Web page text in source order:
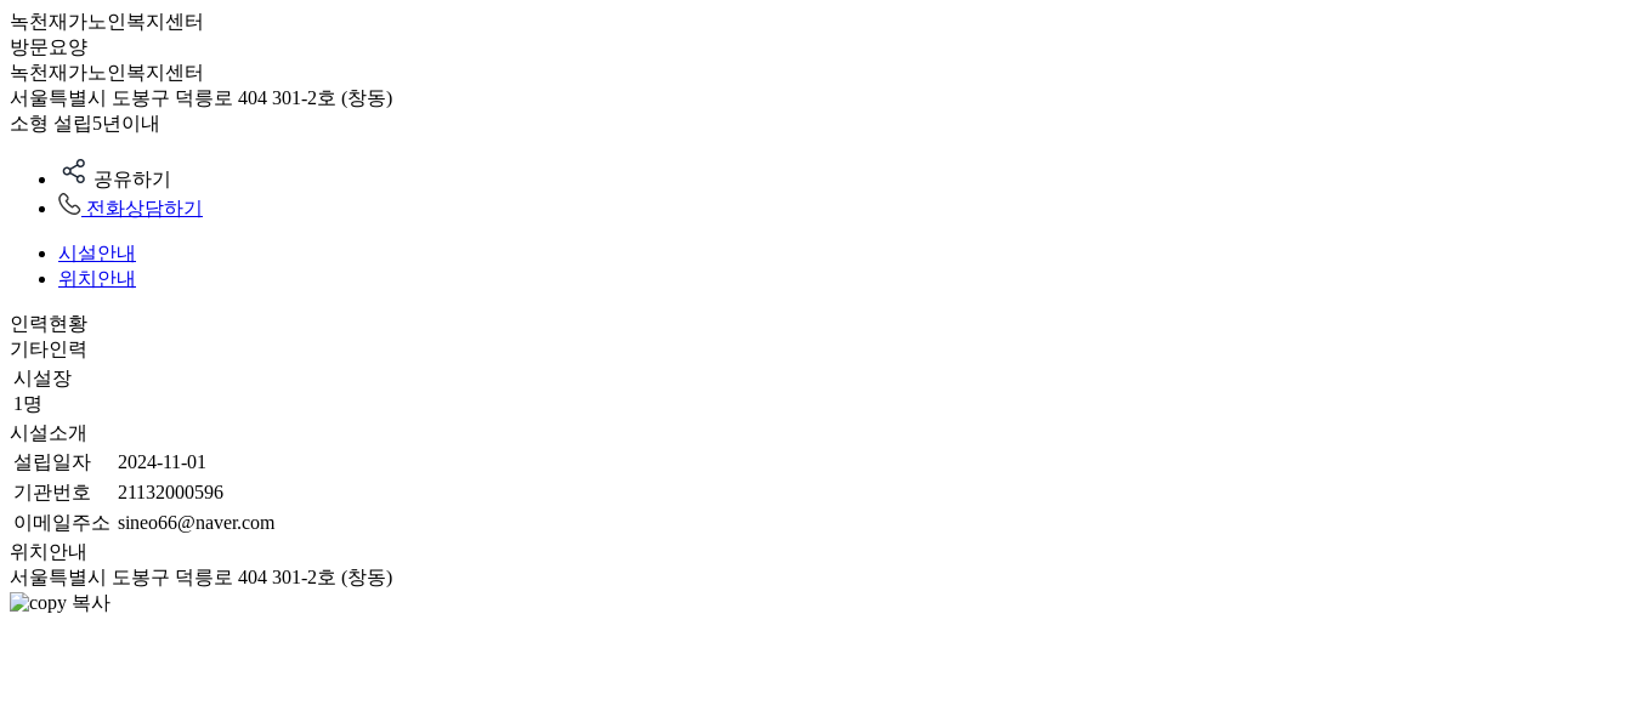
녹천재가노인복지센터
방문요양
녹천재가노인복지센터
서울특별시 도봉구 덕릉로 404 301-2호 (창동)
소형 설립5년이내
공유하기
전화상담하기
시설안내
위치안내
인력현황
기타인력
시설장
1명
시설소개
설립일자
2024-11-01
기관번호
21132000596
이메일주소 sineo66@naver.com
위치안내
서울특별시 도봉구 덕릉로 404 301-2호 (창동)
복사